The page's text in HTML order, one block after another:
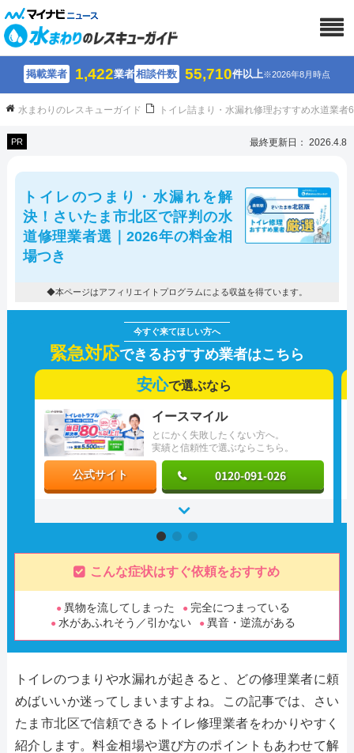
掲載業者 1,422業者相談件数 55,710件以上※2026年8月時点
水まわりのレスキューガイド トイレ詰まり・水漏れ修理おすすめ水道業
PR 最終更新日： 2026.4.8
トイレのつまり・水漏れを解
決！さいたま市北区で評判の水
道修理業者選｜2026年の料金相
場つき
◆本ページはアフィリエイトプログラムによる収益を得ています。
緊急対応できるおすすめ業者はこちら
安心で選ぶなら
とにかく失敗したくない方へ。
実績と信頼性で選ぶならこちら。
イースマイル
公式サイト 0120-091-026
こんな症状はすぐ依頼をおすすめ
異物を流してしまった
完全につまっている
水があふれそう／引かない
異音・逆流がある
トイレのつまりや水漏れが起きると、どの修理業者に頼
めばいいか迷ってしまいますよね。この記事では、さい
たま市北区で信頼できるトイレ修理業者をわかりやすく
紹介します。料金相場や選び方のポイントもあわせて解